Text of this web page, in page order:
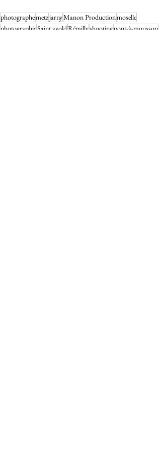
photographemetzjarnyManon Productionmoselle
photographieSaint avoldRémillyshootingpont-à-mousson